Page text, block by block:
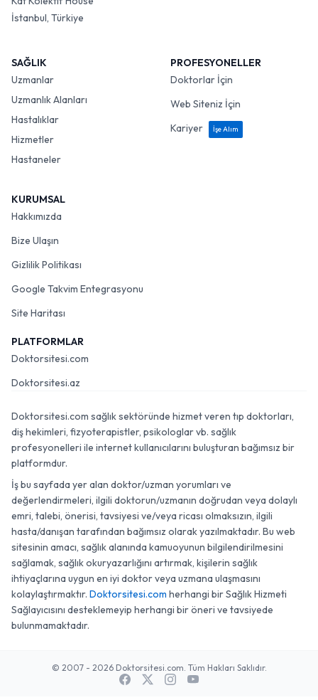
İstanbul, Türkiye
SAĞLIK
Uzmanlar
Uzmanlık Alanları
Hastalıklar
Hizmetler
Hastaneler
PROFESYONELLER
Doktorlar İçin
Web Siteniz İçin
Kariyer
İşe Alım
KURUMSAL
Hakkımızda
Bize Ulaşın
Gizlilik Politikası
Google Takvim Entegrasyonu
Site Haritası
PLATFORMLAR
Doktorsitesi.com
Doktorsitesi.az
Doktorsitesi.com sağlık sektöründe hizmet veren tıp doktorları,
diş hekimleri, fizyoterapistler, psikologlar vb. sağlık
profesyonelleri ile internet kullanıcılarını buluşturan bağımsız bir
platformdur.
İş bu sayfada yer alan doktor/uzman yorumları ve
değerlendirmeleri, ilgili doktorun/uzmanın doğrudan veya dolaylı
emri, talebi, önerisi, tavsiyesi ve/veya ricası olmaksızın, ilgili
hasta/danışan tarafından bağımsız olarak yazılmaktadır. Bu web
sitesinin amacı, sağlık alanında kamuoyunun bilgilendirilmesini
sağlamak, sağlık okuryazarlığını artırmak, kişilerin sağlık
ihtiyaçlarına uygun en iyi doktor veya uzmana ulaşmasını
kolaylaştırmaktır. Doktorsitesi.com herhangi bir Sağlık Hizmeti
Sağlayıcısını desteklemeyip herhangi bir öneri ve tavsiyede
bulunmamaktadır.
© 2007 - 2026 Doktorsitesi.com. Tüm Hakları Saklıdır.